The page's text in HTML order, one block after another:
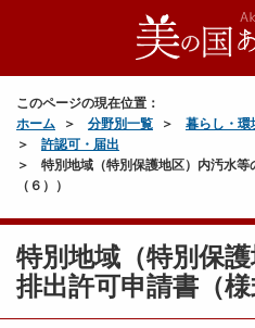
このページの現在位置：
ホーム
分野別一覧 暮らし・環
許認可・届出
特別地域（特別保護地区）内汚水等
（６））
特別地域（特別保
排出許可申請書（様